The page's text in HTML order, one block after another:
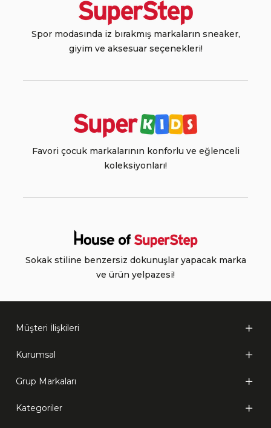
Spor modasında iz bırakmış markaların sneaker,
giyim ve aksesuar seçenekleri!
Favori çocuk markalarının konforlu ve eğlenceli
koleksiyonları!
Sokak stiline benzersiz dokunuşlar yapacak marka
ve ürün yelpazesi!
Müşteri İlişkileri
Kurumsal
Grup Markaları
Kategoriler